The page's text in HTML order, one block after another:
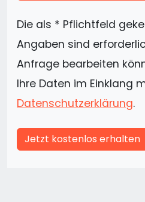
Die als * Pflichtfeld
Angaben sind
Anfrage bearbeiten
Ihre Daten im Einklang
Datenschutzerklärung.
Jetzt kostenlos erhalten